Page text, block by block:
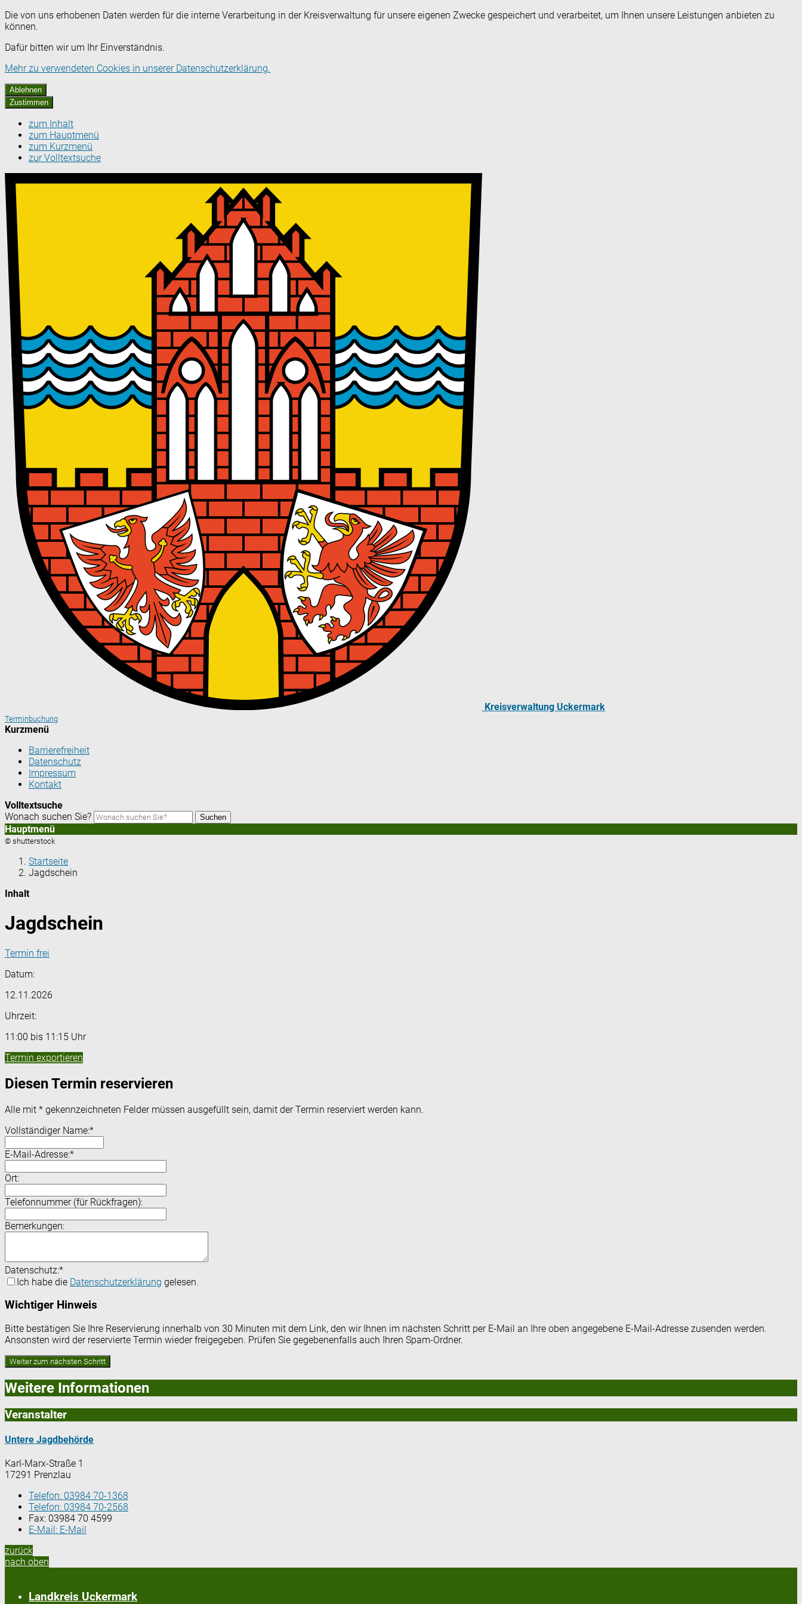
Die von uns erhobenen Daten werden für die interne Verarbeitung in der Kreisverwaltung für unsere eigenen Zwecke gespeichert und verarbeitet, um Ihnen unsere Leistungen anbieten zu
können.
Dafür bitten wir um Ihr Einverständnis.
Mehr zu verwendeten Cookies in unserer Datenschutzerklärung.
Ablehnen
Zustimmen
zum Inhalt
zum Hauptmenü
zum Kurzmenü
zur Volltextsuche
Kreisverwaltung Uckermark
Terminbuchung
Kurzmenü
Barrierefreiheit
Datenschutz
Impressum
Kontakt
Volltextsuche
Wonach suchen Sie?
Suchen
Hauptmenü
© shutterstock
Startseite
Jagdschein
Inhalt
Jagdschein
Termin frei
Datum:
12.11.2026
Uhrzeit:
11:00 bis 11:15 Uhr
Termin exportieren
Diesen Termin reservieren
Alle mit * gekennzeichneten Felder müssen ausgefüllt sein, damit der Termin reserviert werden kann.
Vollständiger Name:*
E-Mail-Adresse:*
Ort:
Telefonnummer (für Rückfragen):
Bemerkungen:
Datenschutz:*
Ich habe die Datenschutzerklärung gelesen.
Wichtiger Hinweis
Bitte bestätigen Sie Ihre Reservierung innerhalb von 30 Minuten mit dem Link, den wir Ihnen im nächsten Schritt per E-Mail an Ihre oben angegebene E-Mail-Adresse zusenden werden.
Ansonsten wird der reservierte Termin wieder freigegeben. Prüfen Sie gegebenenfalls auch Ihren Spam-Ordner.
Weitere Informationen
Veranstalter
Untere Jagdbehörde
Karl-Marx-Straße 1
17291 Prenzlau
Telefon: 03984 70-1368
Telefon: 03984 70-2568
Fax: 03984 70 4599
E-Mail: E-Mail
zurück
nach oben
Landkreis Uckermark